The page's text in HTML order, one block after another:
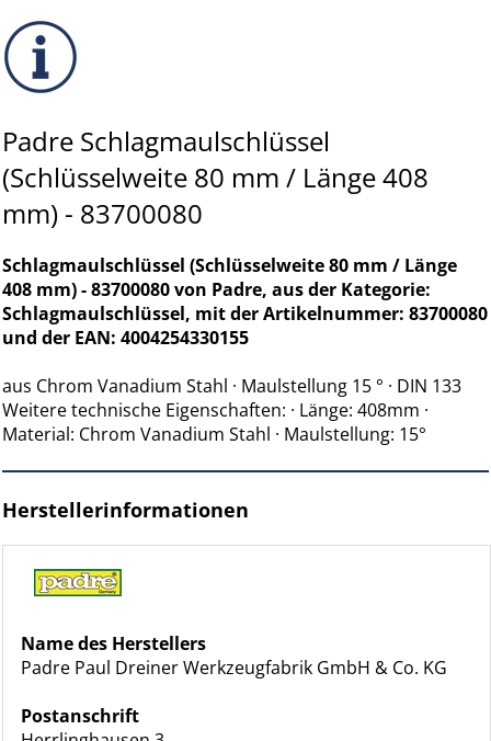
Padre Schlagmaulschlüssel
(Schlüsselweite 80 mm / Länge 408
mm) - 83700080
Schlagmaulschlüssel (Schlüsselweite 80 mm / Länge
408 mm) - 83700080 von Padre, aus der Kategorie:
Schlagmaulschlüssel, mit der Artikelnummer: 83700080
und der EAN: 4004254330155
aus Chrom Vanadium Stahl · Maulstellung 15 ° · DIN 133
Weitere technische Eigenschaften: · Länge: 408mm ·
Material: Chrom Vanadium Stahl · Maulstellung: 15°
Herstellerinformationen
Name des Herstellers
Padre Paul Dreiner Werkzeugfabrik GmbH & Co. KG
Postanschrift